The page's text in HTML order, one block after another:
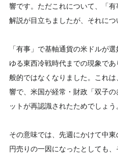
響です。ただこれについて、「
解説が目立ちましたが、それにつ
「有事」で基軸通貨の米ドルが
ゆる東西冷戦時代までの現象で
般的ではなくなりました。これ
響で、米国が経常・財政「双子
ットが再認識されたためでしょう
その意味では、先週にかけて中
円売りの一因になったとしても